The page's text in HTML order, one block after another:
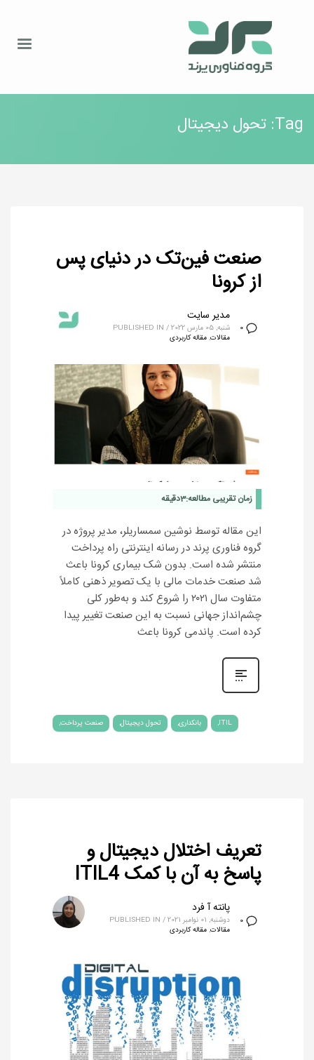
Tag: تحول دیجیتال
صنعت فین‌تک در دنیای پس
از کرونا
0
مدیر سایت
شنبه, 05 مارس 2022 /
PUBLISHED IN
مقالات, مقاله کاربردی
زمان تقریبی مطالعه:3دقیقه
این مقاله توسط نوشین سمساریلر، مدیر پروژه در
گروه فناوری پرند در رسانه اینترنتی راه پرداخت
منتشر شده است. بدون شک بیماری کرونا باعث
شد صنعت خدمات مالی با یک تصویر ذهنی کاملاً
متفاوت سال ۲۰۲۱ را شروع کند و به‌طور کلی
چشم‌انداز جهانی نسبت به این صنعت تغییر پیدا
کرده است. پاندمی کرونا باعث
ITIL بانکداری تحول دیجیتال صنعت پرداخت
تعریف اختلال دیجیتال و
پاسخ به آن با کمک ITIL4
0
پانته آ فرد
دوشنبه, 01 نوامبر 2021 /
PUBLISHED IN
مقالات, مقاله کاربردی